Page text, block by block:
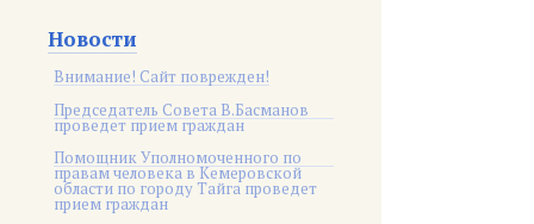
Новости
Внимание! Сайт поврежден!
Председатель Совета В.Басманов
проведет прием граждан
Помощник Уполномоченного по
правам человека в Кемеровской
области по городу Тайга проведет
прием граждан